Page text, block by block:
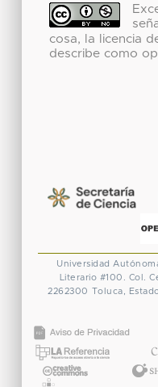
cosa, la licencia
describe como
Universidad
Literario #100. Col.
2262300 Toluca,